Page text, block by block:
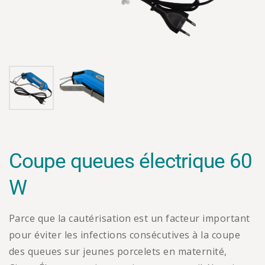
Coupe queues électrique 60
W
Parce que la cautérisation est un facteur important
pour éviter les infections consécutives à la coupe
des queues sur jeunes porcelets en maternité,